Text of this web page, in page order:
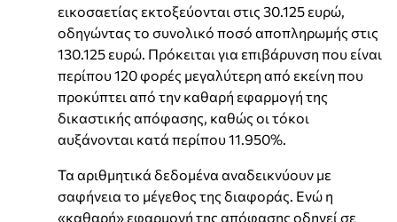
εικοσαετίας εκτοξεύονται στις 30.125 ευρώ,
οδηγώντας το συνολικό ποσό αποπληρωμής στις
130.125 ευρώ. Πρόκειται για επιβάρυνση που είναι
περίπου 120 φορές μεγαλύτερη από εκείνη που
προκύπτει από την καθαρή εφαρμογή της
δικαστικής απόφασης, καθώς οι τόκοι
αυξάνονται κατά περίπου 11.950%.
Τα αριθμητικά δεδομένα αναδεικνύουν με
σαφήνεια το μέγεθος της διαφοράς. Ενώ η
«καθαρή» εφαρμογή της απόφασης οδηγεί σε